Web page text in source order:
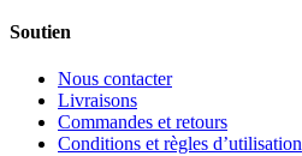
Soutien
Nous contacter
Livraisons
Commandes et retours
Conditions et règles d’utilisation